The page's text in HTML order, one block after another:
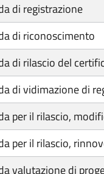
di registrazione
di riconoscimento
di rilascio del
di vidimazione di
per il rilascio,
per il rilascio,
valutazione di